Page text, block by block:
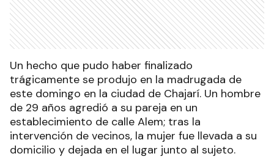
Un hecho que pudo haber finalizado
trágicamente se produjo en la madrugada de
este domingo en la ciudad de Chajarí. Un hombre
de 29 años agredió a su pareja en un
establecimiento de calle Alem; tras la
intervención de vecinos, la mujer fue llevada a su
domicilio y dejada en el lugar junto al sujeto.